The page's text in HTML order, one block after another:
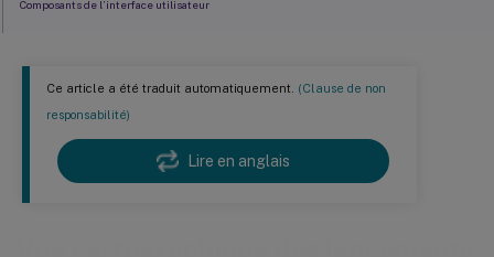
Ce article a été traduit automatiquement. (Clause de non
responsabilité)
Lire en anglais
Composants de l’interface utilisateur
Classification des performances
Légende de la carte et contrôles de seuil